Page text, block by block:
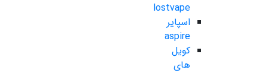
lostvape
اسپایر
aspire
کویل
های